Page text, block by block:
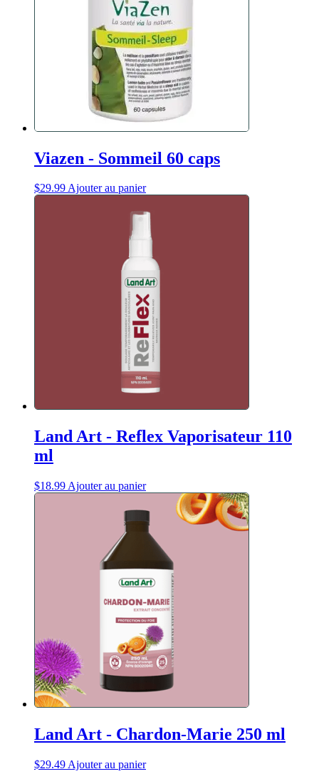
Viazen - Sommeil 60 caps
$29.99Ajouter au panier
Land Art - Reflex Vaporisateur 110
ml
$18.99 Ajouter au panier
Land Art - Chardon-Marie 250 ml
$29.49 Ajouter au panier